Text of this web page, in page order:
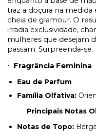
traz a doçura na medida
cheia de glamour. O
irradia exclusividade,
mulheres que desejam
passam. Surpreenda-se.
·
Fragrância Feminina
Eau de Parfum
Família Olfativa:
Principais Notas
Notas de Topo: